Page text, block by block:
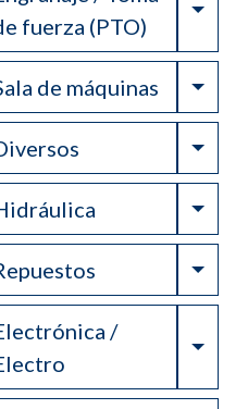
fuerza (PTO)
de máquinas
/